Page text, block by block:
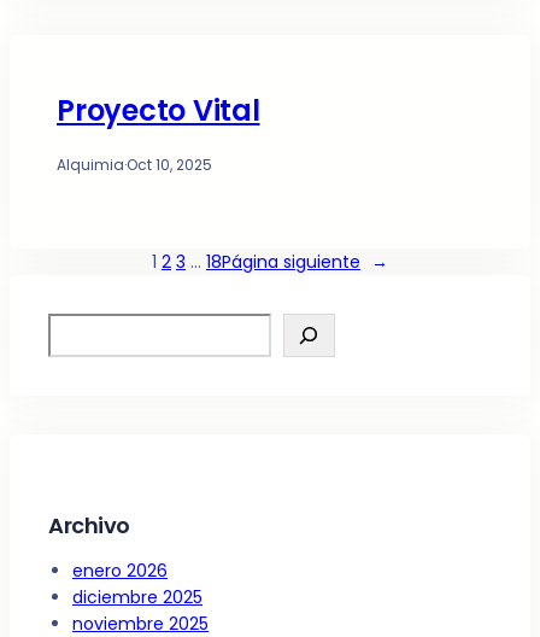
Proyecto Vital
Alquimia·Oct 10, 2025
1 2 3 … 18Página siguiente →
e
Archivo
enero 2026
diciembre 2025
noviembre 2025